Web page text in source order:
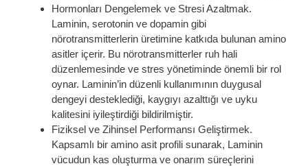
Hormonları Dengelemek ve Stresi Azaltmak.
Laminin, serotonin ve dopamin gibi
nörotransmitterlerin üretimine katkıda bulunan amino
asitler içerir. Bu nörotransmitterler ruh hali
düzenlemesinde ve stres yönetiminde önemli bir rol
oynar. Laminin’in düzenli kullanımının duygusal
dengeyi desteklediği, kaygıyı azalttığı ve uyku
kalitesini iyileştirdiği bildirilmiştir.
Fiziksel ve Zihinsel Performansı Geliştirmek.
Kapsamlı bir amino asit profili sunarak, Laminin
vücudun kas oluşturma ve onarım süreçlerini